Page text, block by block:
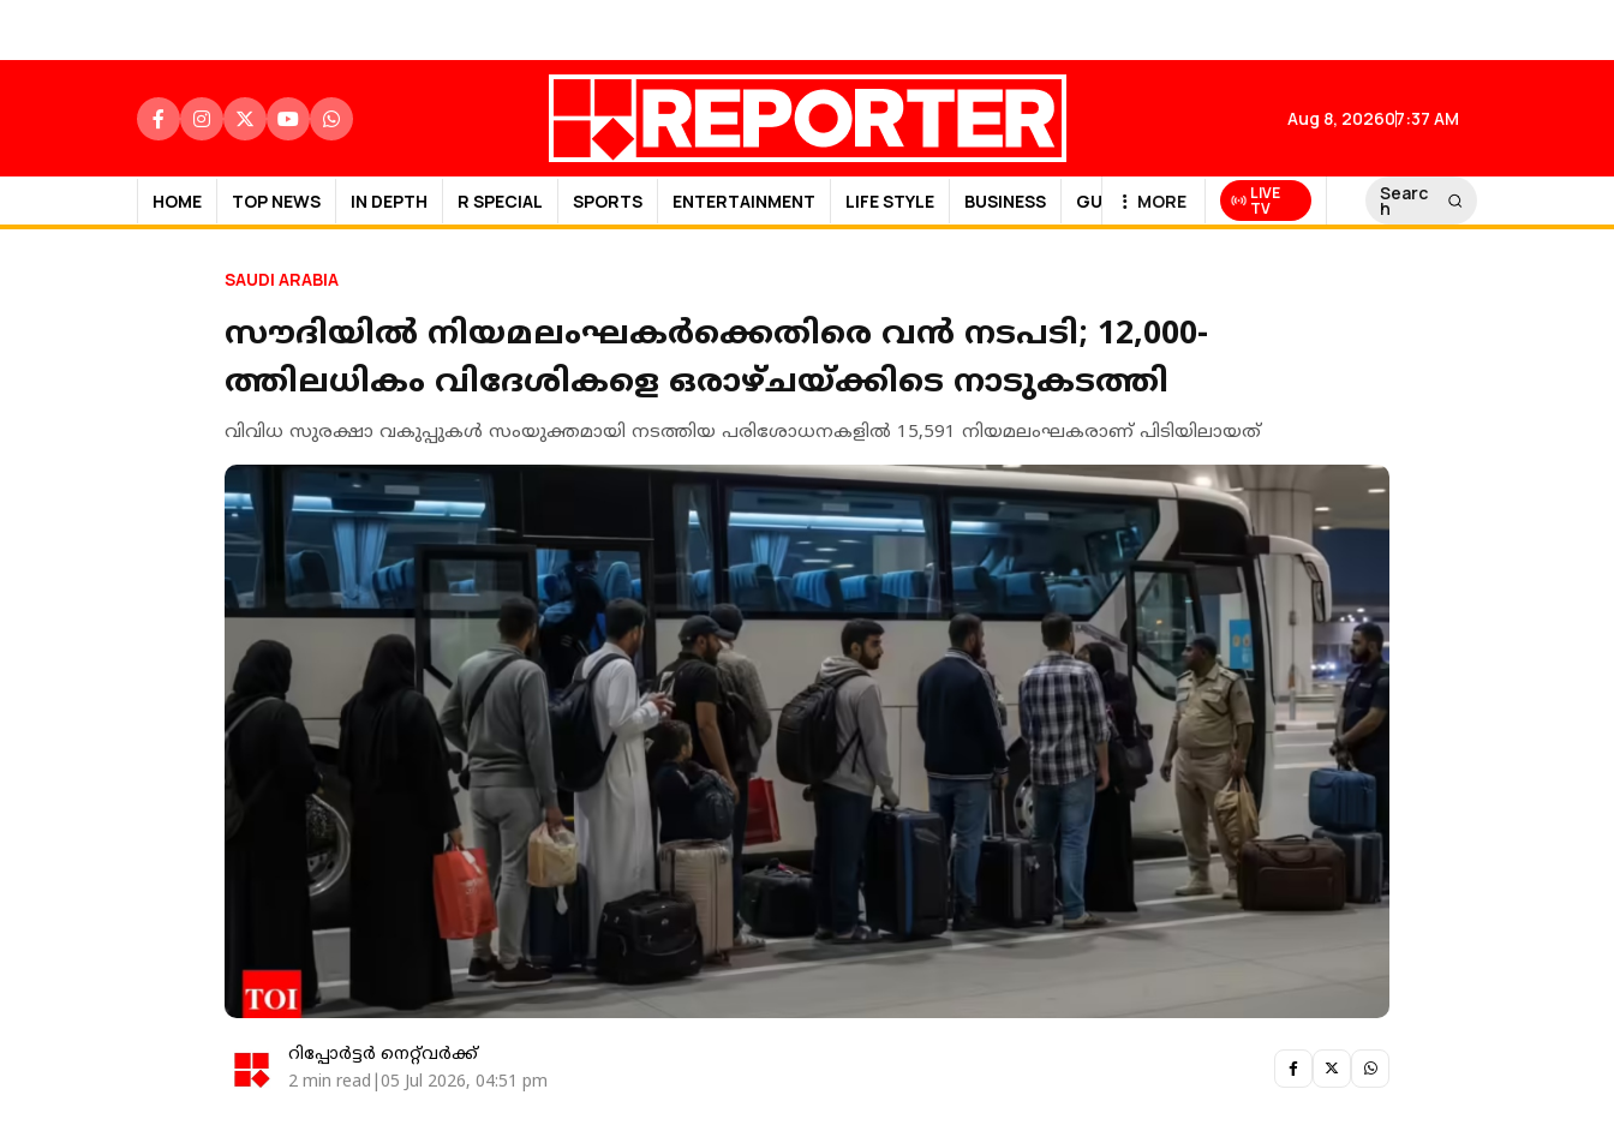
Aug 8, 202607:37 AM
HOME TOP NEWS IN DEPTH R SPECIAL SPORTS ENTERTAINMENT LIFE STYLE BUSINESS GULF NEWS
MORE LIVE
TV
Searc
h
SAUDI ARABIA
സൗദിയിൽ നിയമലംഘകർക്കെതിരെ വൻ നടപടി; 12,000-
ത്തിലധികം വിദേശികളെ ഒരാഴ്ചയ്ക്കിടെ നാടുകടത്തി
വിവിധ സുരക്ഷാ വകുപ്പുകൾ സംയുക്തമായി നടത്തിയ പരിശോധനകളിൽ 15,591 നിയമലംഘകരാണ് പിടിയിലായത്
റിപ്പോർട്ടർ നെറ്റ്‌വര്‍ക്ക്‌
2 min read|05 Jul 2026, 04:51 pm